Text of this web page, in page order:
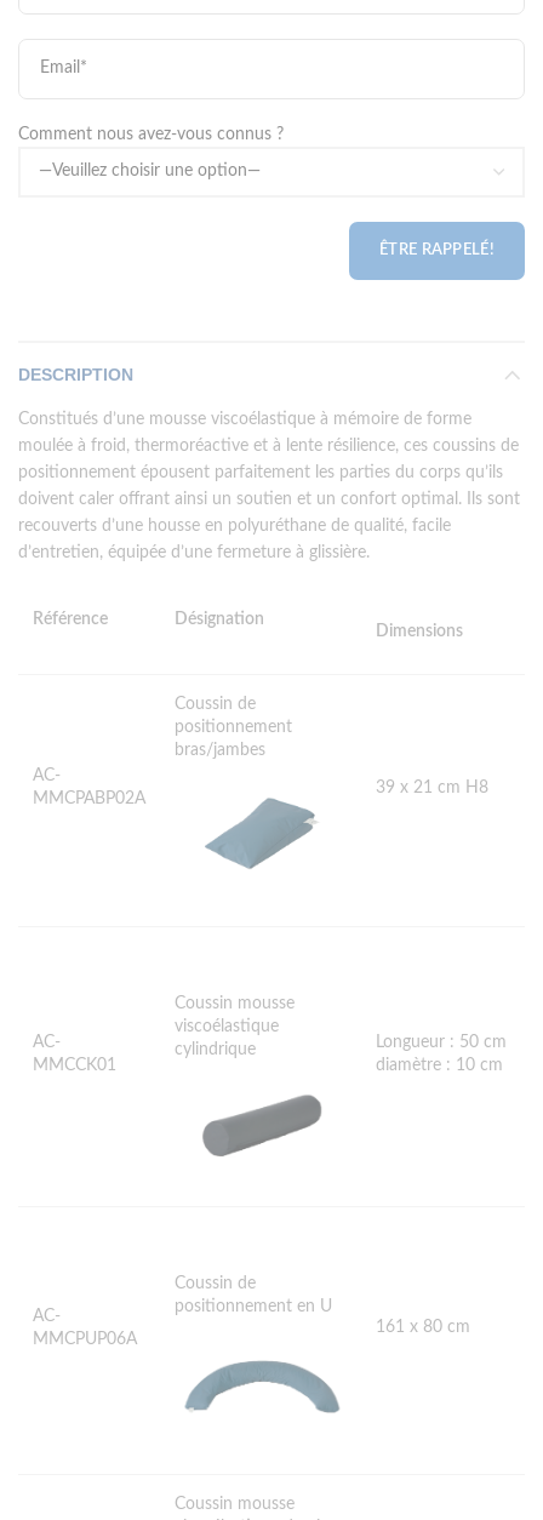
Comment nous avez-vous connus ?
DESCRIPTION
Constitués d’une mousse viscoélastique à mémoire de forme
moulée à froid, thermoréactive et à lente résilience, ces coussins de
positionnement épousent parfaitement les parties du corps qu’ils
doivent caler offrant ainsi un soutien et un confort optimal. Ils sont
recouverts d’une housse en polyuréthane de qualité, facile
d’entretien, équipée d’une fermeture à glissière.
Référence Désignation
Dimensions
AC-
MMCPABP02A
Coussin de
positionnement
bras/jambes
39 x 21 cm H8
AC-
MMCCK01
Coussin mousse
viscoélastique
cylindrique
Longueur : 50 cm
diamètre : 10 cm
AC-
MMCPUP06A
Coussin de
positionnement en U
161 x 80 cm
Coussin mousse